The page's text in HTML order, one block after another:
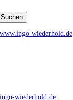
www.ingo-wiederhold.de
wiederhold.de